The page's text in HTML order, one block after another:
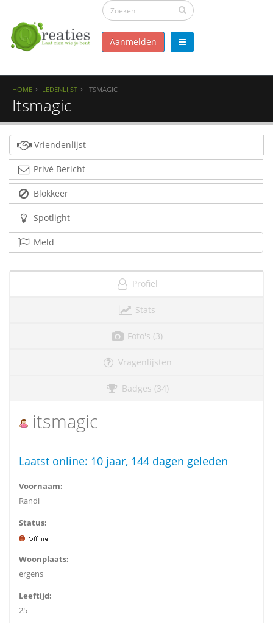
Aanmelden
HOME LEDENLIJST ITSMAGIC
Itsmagic
Vriendenlijst
Privé Bericht
Blokkeer
Spotlight
Meld
Profiel
Stats
Foto's (3)
Vragenlijsten
Badges (34)
itsmagic
Laatst online: 10 jaar, 144 dagen geleden
Voornaam:
Randi
Status:
Woonplaats:
ergens
Leeftijd:
25